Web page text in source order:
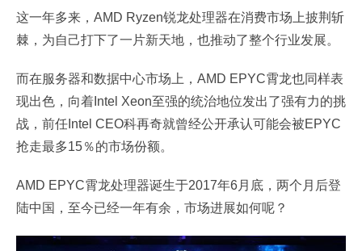
这一年多来，AMD Ryzen锐龙处理器在消费市场上披荆斩
棘，为自己打下了一片新天地，也推动了整个行业发展。
而在服务器和数据中心市场上，AMD EPYC霄龙也同样表
现出色，向着Intel Xeon至强的统治地位发出了强有力的挑
战，前任Intel CEO科再奇就曾经公开承认可能会被EPYC
抢走最多15％的市场份额。
AMD EPYC霄龙处理器诞生于2017年6月底，两个月后登
陆中国，至今已经一年有余，市场进展如何呢？